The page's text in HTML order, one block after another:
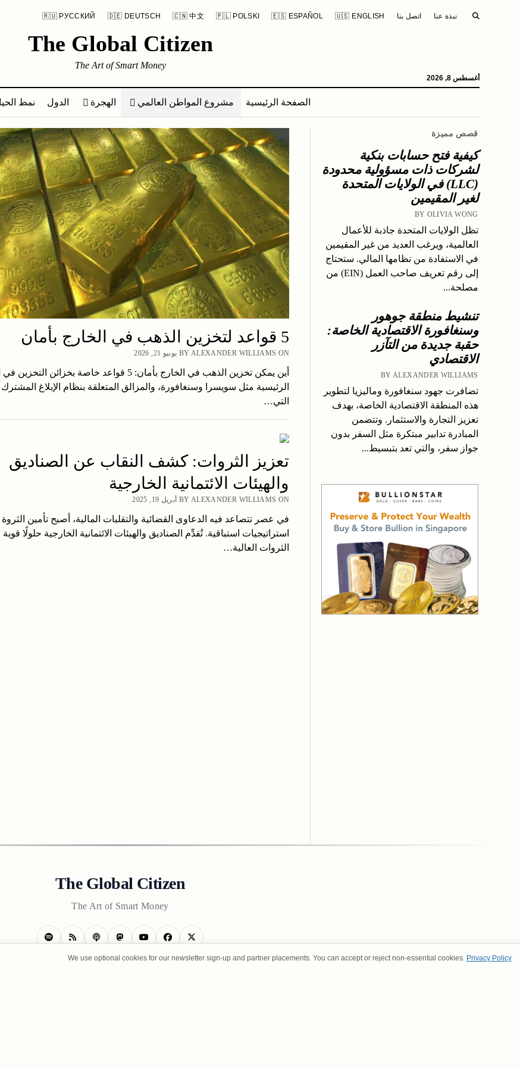
SEARCH
نبذة عنا اتصل بنا 🇺🇸 ENGLISH
🇪🇸 ESPAÑOL
🇵🇱 POLSKI
🇨🇳 中文
🇩🇪 DEUTSCH
🇷🇺 РУССКИЙ
The Global Citizen
أغسطس 8, 2026
The Art of Smart Money
الصفحة الرئيسية مشروع المواطن العالمي الهجرة الدول نمط
قصص مميزة
كيفية فتح حسابات بنكية
لشركات ذات مسؤولية محدودة
(LLC) في الولايات المتحدة
لغير المقيمين
BY OLIVIA WONG
تظل الولايات المتحدة جاذبة للأعمال
العالمية، ويرغب العديد من غير المقيمين
في الاستفادة من نظامها المالي. ستحتاج
إلى رقم تعريف صاحب العمل (EIN) من
مصلحة...
تنشيط منطقة جوهور
وسنغافورة الاقتصادية الخاصة:
حقبة جديدة من التآزر
الاقتصادي
BY ALEXANDER WILLIAMS
تضافرت جهود سنغافورة وماليزيا لتطوير
هذه المنطقة الاقتصادية الخاصة، بهدف
تعزيز التجارة والاستثمار. وتتضمن
المبادرة تدابير مبتكرة مثل السفر بدون
جواز سفر، والتي تعد بتبسيط...
5 قواعد لتخزين الذهب في الخارج بأمان
BY ALEXANDER WILLIAMS ON يونيو 21, 2026
أين يمكن تخزين الذهب في الخارج بأمان: 5 قواعد خاصة بخزائن
التي…
تعزيز الثروات: كشف النقاب عن الصناديق
والهيئات الائتمانية الخارجية
BY ALEXANDER WILLIAMS ON أبريل 19, 2025
في عصر تتصاعد فيه الدعاوى القضائية والتقلبات المالية، أصبح تأمين
استراتيجيات استباقية. تُقدِّم الصناديق والهيئات الائتمانية الخارجية حلولًا
الثروات العالية…
The Global Citizen
The Art of Smart Money
We use optional cookies for our newsletter sign-up and partner placements. You can accept or reject non-essential cookies. Privacy Policy